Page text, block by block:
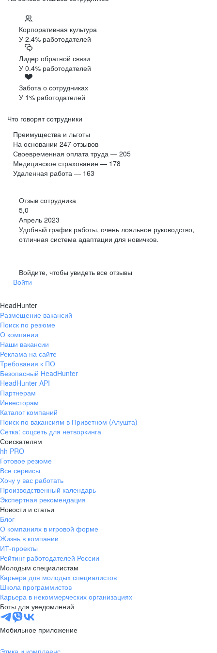
Корпоративная культура
У 2.4% работодателей
Лидер обратной связи
У 0.4% работодателей
Забота о сотрудниках
У 1% работодателей
Что говорят сотрудники
Преимущества и льготы
На основании 247 отзывов
Своевременная оплата труда — 205
Медицинское страхование — 178
Удаленная работа — 163
Отзыв сотрудника
5,0
Апрель 2023
Удобный график работы, очень лояльное руководство,
отличная система адаптации для новичков.
Войдите, чтобы увидеть все отзывы
Войти
HeadHunter
Размещение вакансий
Поиск по резюме
О компании
Наши вакансии
Реклама на сайте
Требования к ПО
Безопасный HeadHunter
HeadHunter API
Партнерам
Инвесторам
Каталог компаний
Поиск по вакансиям в Приветном (Алушта)
Сетка: соцсеть для нетворкинга
Соискателям
hh PRO
Готовое резюме
Все сервисы
Хочу у вас работать
Производственный календарь
Экспертная рекомендация
Новости и статьи
Блог
О компаниях в игровой форме
Жизнь в компании
ИТ-проекты
Рейтинг работодателей России
Молодым специалистам
Карьера для молодых специалистов
Школа программистов
Карьера в некоммерческих организациях
Боты для уведомлений
Мобильное приложение